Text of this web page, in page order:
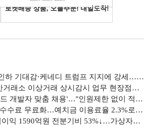
케네디 트럼프 지지에 강세…6만4000달러 돌파 [가상자산 통신]
이상거래 상시감시 업무 현장점검…"'상장빔' 모니터링"
맞춤 채용'…"인원제한 없이 적극 영입" [가상자산 통신]
료화…예치금 이용료율 2.3%로 상향 [가상자산 통신]
억원 전분기비 53%↓…가상자산 약화 [2024 상반기 실적]